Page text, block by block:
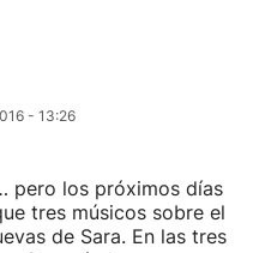
- 13:26
pero los próximos días
tres músicos sobre el
de Sara. En las tres